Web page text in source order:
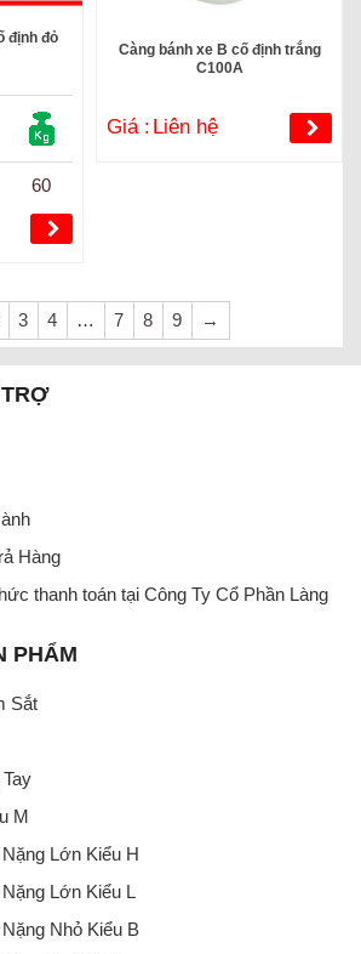
định đỏ
60
Càng bánh xe B cố định trắng
C100A
Giá : Liên hệ
3 4 … 7 8 9 →
Hàng
thanh toán tại Công Ty Cổ Phần Làng
PHẨM
Sắt
M
Lớn Kiểu H
Lớn Kiểu L
Nhỏ Kiểu B